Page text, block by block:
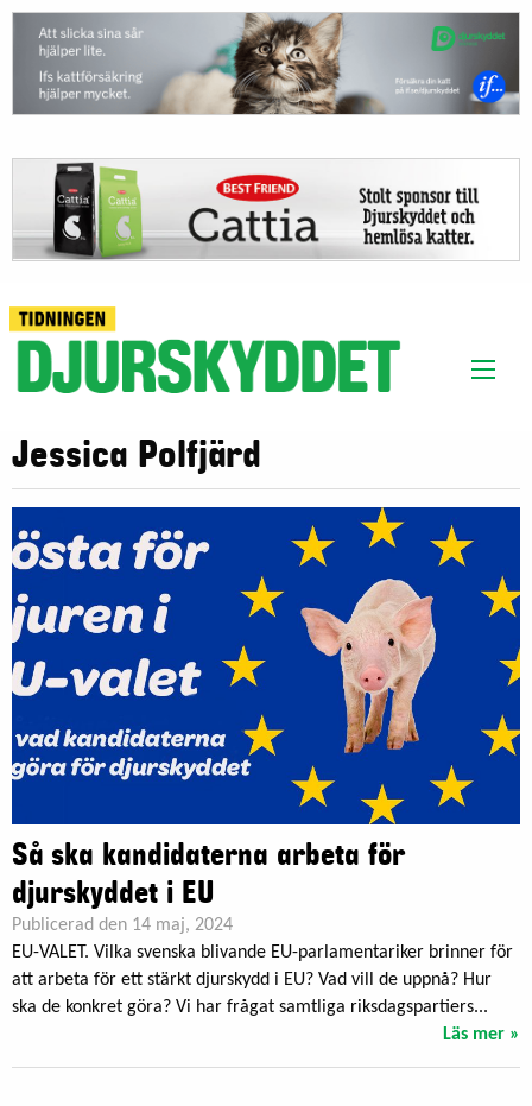
Jessica Polfjärd
Så ska kandidaterna arbeta för
djurskyddet i EU
Publicerad den 14 maj, 2024
EU-VALET. Vilka svenska blivande EU-parlamentariker brinner för
att arbeta för ett stärkt djurskydd i EU? Vad vill de uppnå? Hur
ska de konkret göra? Vi har frågat samtliga riksdagspartiers...
Läs mer »